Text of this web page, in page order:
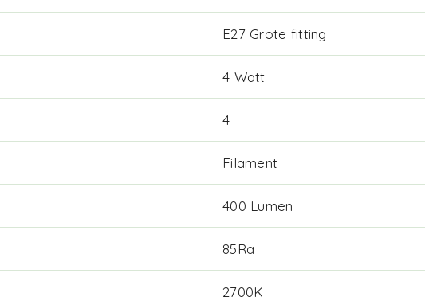
E27 Grote fitting
4 Watt
4
Filament
400 Lumen
85Ra
2700K